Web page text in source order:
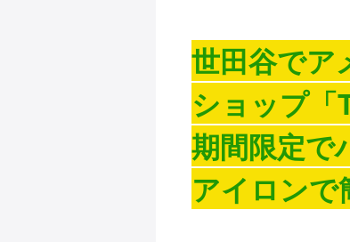
世田谷でア
ショップ「
期間限定で
アイロン